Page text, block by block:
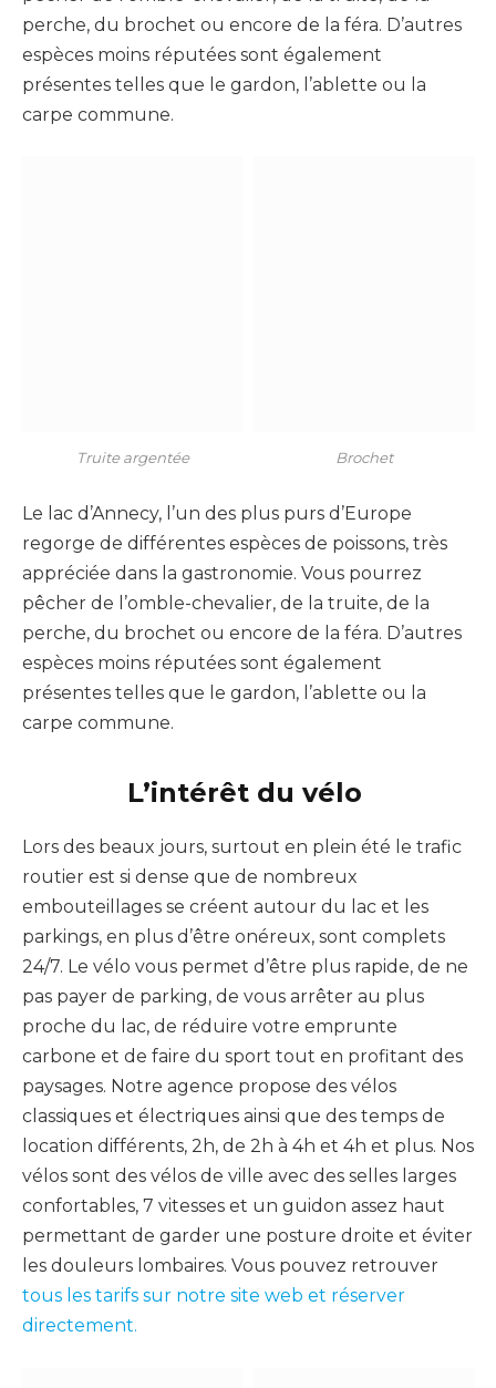
perche, du brochet ou encore de la féra. D’autres
espèces moins réputées sont également
présentes telles que le gardon, l’ablette ou la
carpe commune.
Truite argentée Brochet
Le lac d’Annecy, l’un des plus purs d’Europe
regorge de différentes espèces de poissons, très
appréciée dans la gastronomie. Vous pourrez
pêcher de l’omble-chevalier, de la truite, de la
perche, du brochet ou encore de la féra. D’autres
espèces moins réputées sont également
présentes telles que le gardon, l’ablette ou la
carpe commune.
L’intérêt du vélo
Lors des beaux jours, surtout en plein été le trafic
routier est si dense que de nombreux
embouteillages se créent autour du lac et les
parkings, en plus d’être onéreux, sont complets
24/7. Le vélo vous permet d’être plus rapide, de ne
pas payer de parking, de vous arrêter au plus
proche du lac, de réduire votre emprunte
carbone et de faire du sport tout en profitant des
paysages. Notre agence propose des vélos
classiques et électriques ainsi que des temps de
location différents, 2h, de 2h à 4h et 4h et plus. Nos
vélos sont des vélos de ville avec des selles larges
confortables, 7 vitesses et un guidon assez haut
permettant de garder une posture droite et éviter
les douleurs lombaires. Vous pouvez retrouver
tous les tarifs sur notre site web et réserver
directement.